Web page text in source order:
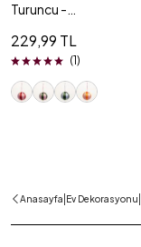
Turuncu -
Cm
229,99 TL
(1)
Anasayfa Ev Dekorasyonu